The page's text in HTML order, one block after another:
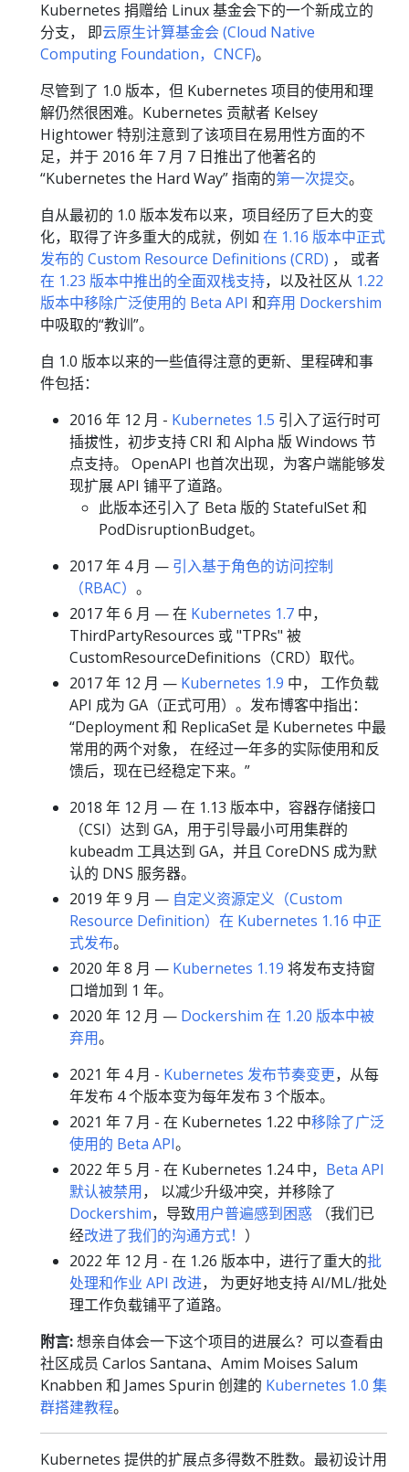
Kubernetes 捐赠给 Linux 基金会下的一个新成立的
分支， 即云原生计算基金会 (Cloud Native
Computing Foundation，CNCF)。
尽管到了 1.0 版本，但 Kubernetes 项目的使用和理
解仍然很困难。Kubernetes 贡献者 Kelsey
Hightower 特别注意到了该项目在易用性方面的不
足，并于 2016 年 7 月 7 日推出了他著名的
“Kubernetes the Hard Way” 指南的第一次提交。
自从最初的 1.0 版本发布以来，项目经历了巨大的变
化，取得了许多重大的成就，例如 在 1.16 版本中正式
发布的 Custom Resource Definitions (CRD) ， 或者
在 1.23 版本中推出的全面双栈支持，以及社区从 1.22
版本中移除广泛使用的 Beta API 和弃用 Dockershim
中吸取的“教训”。
自 1.0 版本以来的一些值得注意的更新、里程碑和事
件包括：
2016 年 12 月 - Kubernetes 1.5 引入了运行时可
插拔性，初步支持 CRI 和 Alpha 版 Windows 节
点支持。 OpenAPI 也首次出现，为客户端能够发
现扩展 API 铺平了道路。
此版本还引入了 Beta 版的 StatefulSet 和
PodDisruptionBudget。
2017 年 4 月 — 引入基于角色的访问控制
（RBAC） 。
2017 年 6 月 — 在 Kubernetes 1.7 中，
ThirdPartyResources 或 "TPRs" 被
CustomResourceDefinitions（CRD）取代。
2017 年 12 月 — Kubernetes 1.9 中， 工作负载
API 成为 GA（正式可用）。发布博客中指出：
“Deployment 和 ReplicaSet 是 Kubernetes 中最
常用的两个对象， 在经过一年多的实际使用和反
馈后，现在已经稳定下来。”
2018 年 12 月 — 在 1.13 版本中，容器存储接口
（CSI）达到 GA，用于引导最小可用集群的
kubeadm 工具达到 GA，并且 CoreDNS 成为默
认的 DNS 服务器。
2019 年 9 月 — 自定义资源定义（Custom
Resource Definition）在 Kubernetes 1.16 中正
式发布。
2020 年 8 月 — Kubernetes 1.19 将发布支持窗
口增加到 1 年。
2020 年 12 月 — Dockershim 在 1.20 版本中被
弃用。
2021 年 4 月 - Kubernetes 发布节奏变更，从每
年发布 4 个版本变为每年发布 3 个版本。
2021 年 7 月 - 在 Kubernetes 1.22 中移除了广泛
使用的 Beta API。
2022 年 5 月 - 在 Kubernetes 1.24 中， Beta API
默认被禁用， 以减少升级冲突，并移除了
Dockershim，导致用户普遍感到困惑 （我们已
经改进了我们的沟通方式！ ）
2022 年 12 月 - 在 1.26 版本中，进行了重大的批
处理和作业 API 改进， 为更好地支持 AI/ML/批处
理工作负载铺平了道路。
附言:想亲自体会一下这个项目的进展么？可以查看由
社区成员 Carlos Santana、Amim Moises Salum
Knabben 和 James Spurin 创建的 Kubernetes 1.0 集
群搭建教程。
Kubernetes 提供的扩展点多得数不胜数。最初设计用